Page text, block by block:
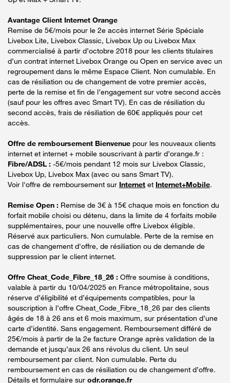
Avantage Client Internet Orange
Remise de 5€/mois pour le 2e accès internet Série Spéciale
Livebox Lite, Livebox Classic, Livebox Up ou Livebox Max
commercialisé à partir d’octobre 2018 pour les clients titulaires
d’un contrat internet Livebox Orange ou Open en service avec un
regroupement dans le même Espace Client. Non cumulable. En
cas de résiliation ou de changement de votre premier accès,
perte de la remise et fin de l’engagement sur votre second accès
(sauf pour les offres avec Smart TV). En cas de résiliation du
second accès, frais de résiliation de 60€ appliqués pour cet
accès.
Offre de remboursement Bienvenue pour les nouveaux clients
internet et internet + mobile souscrivant à partir d’orange.fr :
Fibre/ADSL : -5€/mois pendant 12 mois sur Livebox Classic,
Livebox Up, Livebox Max (avec ou sans Smart TV).
Voir l'offre de remboursement sur Internet et Internet+Mobile.
Remise Open : Remise de 3€ à 15€ chaque mois en fonction du
forfait mobile choisi ou détenu, dans la limite de 4 forfaits mobile
supplémentaires, pour une nouvelle offre Livebox éligible.
Réservé aux particuliers. Non cumulable. Perte de la remise en
cas de changement d'offre, de résiliation ou de demande de
suppression par le client internet.
Offre Cheat_Code_Fibre_18_26 : Offre soumise à conditions,
valable à partir du 10/04/2025 en France métropolitaine, sous
réserve d’éligibilité et d’équipements compatibles, pour la
souscription à l’offre Cheat_Code_Fibre_18_26 par des clients
âgés de 18 à 26 ans et 6 mois maximum, sur présentation d’une
carte d’identité. Sans engagement. Remboursement différé de
25€/mois à partir de la 2e facture Orange après validation de la
demande et jusqu’aux 26 ans révolus du client. Un seul
remboursement par client. Non cumulable. Perte du
remboursement en cas de résiliation ou de changement d’offre.
Détails et formulaire sur odr.orange.fr